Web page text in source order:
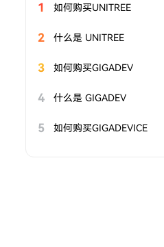
1 如何购买UNITREE
2 什么是 UNITREE
3 如何购买GIGADEV
4 什么是 GIGADEV
5 如何购买GIGADEVICE